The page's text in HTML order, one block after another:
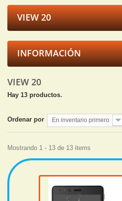
VIEW 20
INFORMACIÓN
VIEW 20
Hay 13 productos.
Ordenar por En inventario primero
Mostrando 1 - 13 de 13 items